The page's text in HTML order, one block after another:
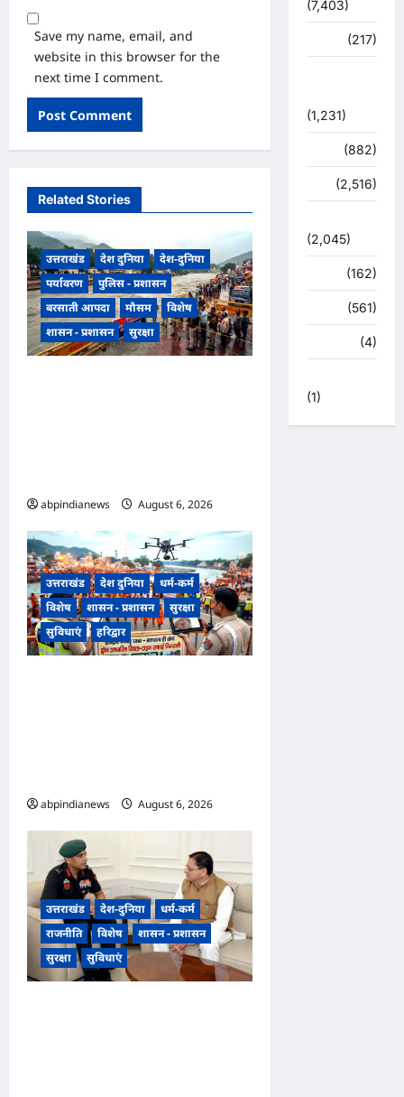
Save my name, email, and
website in this browser for the
next time I comment.
Related Stories
उत्तराखंड देश दुनिया
देश-दुनिया
पर्यावरण
पुलिस - प्रशासन
बरसाती आपदा
मौसम
विशेष
शासन - प्रशासन
सुरक्षा
abpindianews August 6, 2026
उत्तराखंड देश दुनिया
धर्म-कर्म
विशेष
शासन - प्रशासन
सुरक्षा
सुविधाएं
हरिद्वार
abpindianews August 6, 2026
उत्तराखंड देश-दुनिया
धर्म-कर्म
राजनीति
विशेष
शासन - प्रशासन
सुरक्षा
सुविधाएं
(7,403)
(217)
(1,231)
(882)
(2,516)
(2,045)
(162)
(561)
(4)
(1)